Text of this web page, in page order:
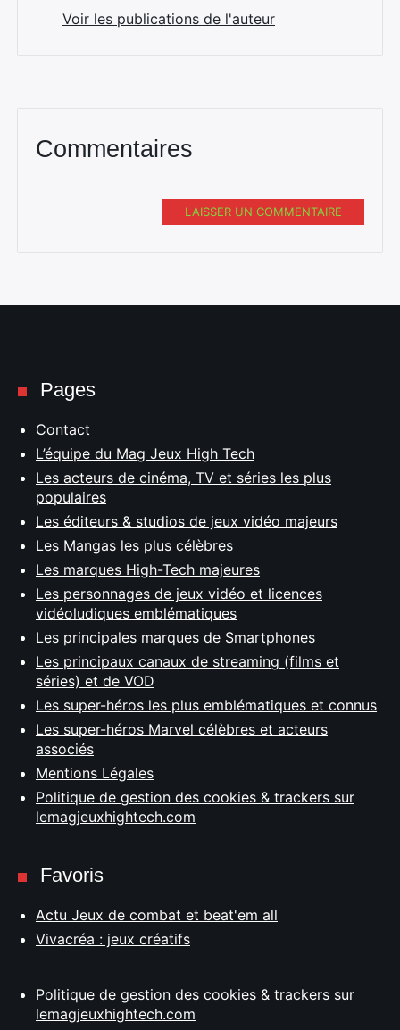
Voir les publications de l'auteur
Commentaires
LAISSER UN COMMENTAIRE
Pages
Contact
L’équipe du Mag Jeux High Tech
Les acteurs de cinéma, TV et séries les plus
populaires
Les éditeurs & studios de jeux vidéo majeurs
Les Mangas les plus célèbres
Les marques High-Tech majeures
Les personnages de jeux vidéo et licences
vidéoludiques emblématiques
Les principales marques de Smartphones
Les principaux canaux de streaming (films et
séries) et de VOD
Les super-héros les plus emblématiques et connus
Les super-héros Marvel célèbres et acteurs
associés
Mentions Légales
Politique de gestion des cookies & trackers sur
lemagjeuxhightech.com
Favoris
Actu Jeux de combat et beat'em all
Vivacréa : jeux créatifs
Politique de gestion des cookies & trackers sur
lemagjeuxhightech.com